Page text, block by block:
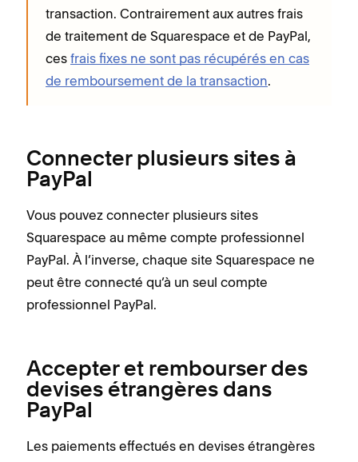
transaction. Contrairement aux autres frais
de traitement de Squarespace et de PayPal,
ces frais fixes ne sont pas récupérés en cas
de remboursement de la transaction.
Connecter plusieurs sites à
PayPal
Vous pouvez connecter plusieurs sites
Squarespace au même compte professionnel
PayPal. À l’inverse, chaque site Squarespace ne
peut être connecté qu’à un seul compte
professionnel PayPal.
Accepter et rembourser des
devises étrangères dans
PayPal
Les paiements effectués en devises étrangères